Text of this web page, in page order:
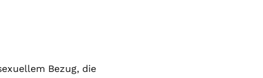
Bezug, die